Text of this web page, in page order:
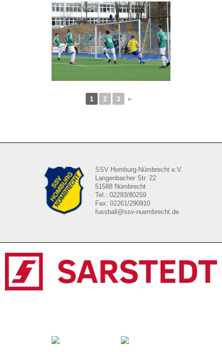
1 2 3 ►
SSV Homburg-Nümbrecht e.V.
Langenbacher Str. 22
51588 Nümbrecht
Tel.: 02293/80259
Fax: 02261/290910
fussball@ssv-nuembrecht.de